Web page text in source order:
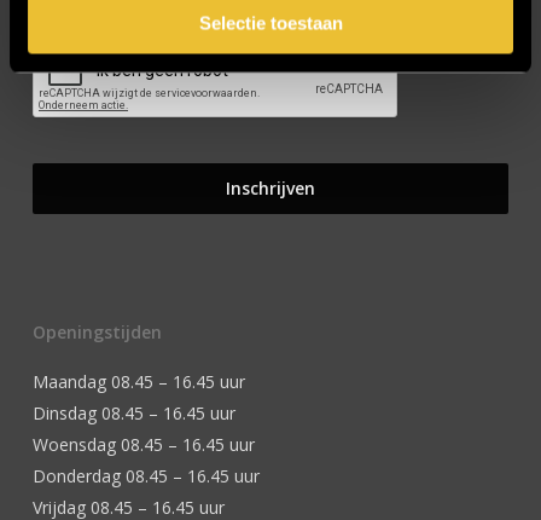
Selectie toestaan
Openingstijden
Maandag 08.45 – 16.45 uur
Dinsdag 08.45 – 16.45 uur
Woensdag 08.45 – 16.45 uur
Donderdag 08.45 – 16.45 uur
Vrijdag 08.45 – 16.45 uur